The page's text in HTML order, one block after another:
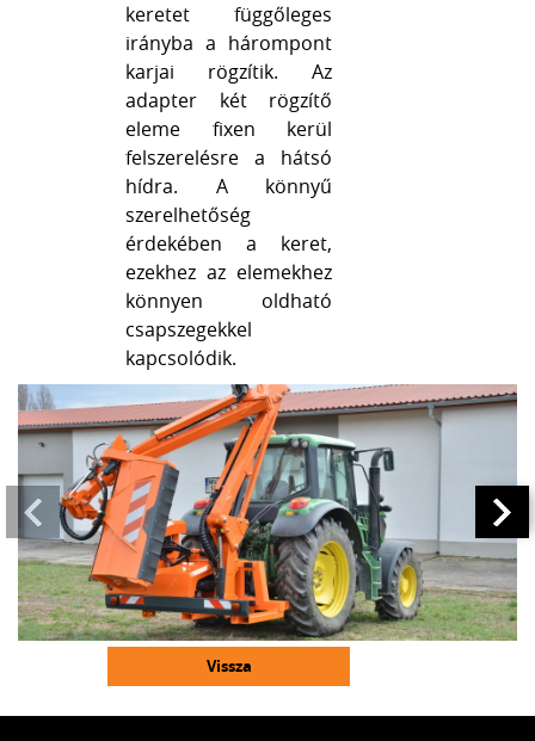
keretet függőleges
irányba a hárompont
karjai rögzítik. Az
adapter két rögzítő
eleme fixen kerül
felszerelésre a hátsó
hídra. A könnyű
szerelhetőség
érdekében a keret,
ezekhez az elemekhez
könnyen oldható
csapszegekkel
kapcsolódik.
Vissza